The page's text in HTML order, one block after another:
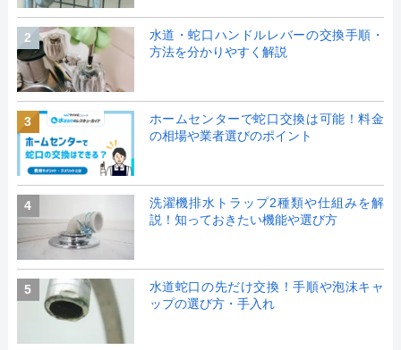
2
水道・蛇口ハンドルレバーの交換手順・
方法を分かりやすく解説
3
ホームセンターで蛇口交換は可能！料金
の相場や業者選びのポイント
4
洗濯機排水トラップ2種類や仕組みを解
説！知っておきたい機能や選び方
5
水道蛇口の先だけ交換！手順や泡沫キャ
ップの選び方・手入れ